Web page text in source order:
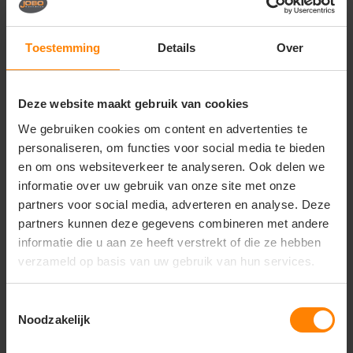
Toestemming Details Over
Deze website maakt gebruik van cookies
We gebruiken cookies om content en advertenties te
personaliseren, om functies voor social media te bieden
en om ons websiteverkeer te analyseren. Ook delen we
informatie over uw gebruik van onze site met onze
partners voor social media, adverteren en analyse. Deze
partners kunnen deze gegevens combineren met andere
informatie die u aan ze heeft verstrekt of die ze hebben
verzameld op basis van uw gebruik van hun services.
Noodzakelijk
sportverenigingen, fitnesscentra en lifestylemerken
Belangrijkste kenmerken:
Materiaal:Hoogwaardige, ademende en
draaggemak en vormbehoud
traditionele geribde kraag en een nette knopenlijst
Pasvorm:Comfortabele herenpasvorm (Regular
fit) voor een stijlvolle en professionele uitstraling
Duurzaamheid:Sterke afwerking van de naden en
een vormvaste boord voor een lange levensduur bij
intensief gebruik
Fijnmazige structuur die een superieur
en strak resultaat garandeert bij zowel bedrukken
als borduren